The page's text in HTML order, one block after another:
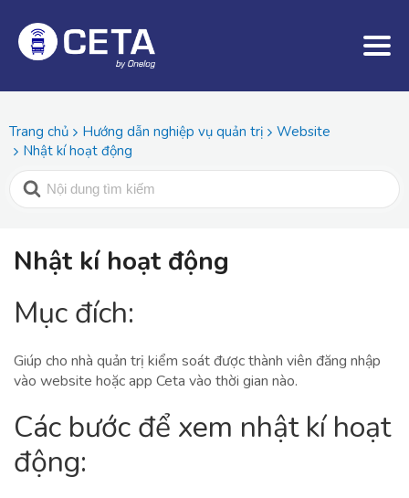
Trang chủ Hướng dẫn nghiệp vụ quản trị
Website
Nhật kí hoạt động
Nhật kí hoạt động
Mục đích:
Giúp cho nhà quản trị kiểm soát được thành viên đăng nhập
vào website hoặc app Ceta vào thời gian nào.
Các bước để xem nhật kí hoạt
động: